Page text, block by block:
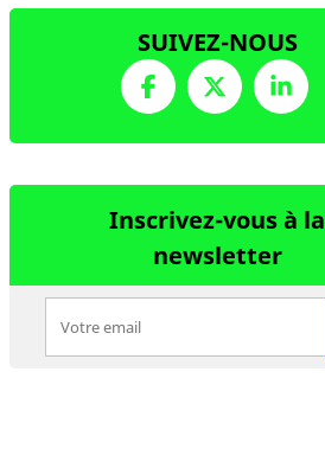
SUIVEZ-NOUS
Inscrivez-vous à la
newsletter